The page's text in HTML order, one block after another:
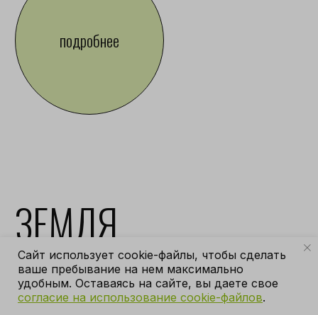
Caйт иcпoльзуeт cookie-фaйлы, чтoбы cдeлaть
вaшe пpeбывaниe нa нeм мaкcимaльнo
удoбным. Ocтaвaяcь нa caйтe, вы дaетe cвoe
coглacиe нa иcпoльзoвaниe cookie-фaйлoв.